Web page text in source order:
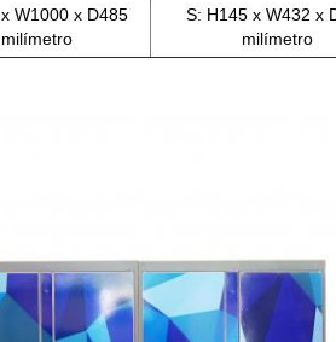
W1000 x D485
milímetro
S: H145 x W432 x
milímetro